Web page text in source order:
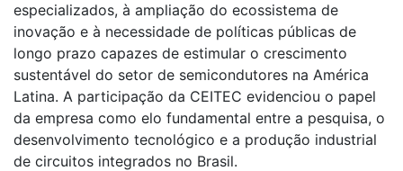
especializados, à ampliação do ecossistema de
inovação e à necessidade de políticas públicas de
longo prazo capazes de estimular o crescimento
sustentável do setor de semicondutores na América
Latina. A participação da CEITEC evidenciou o papel
da empresa como elo fundamental entre a pesquisa, o
desenvolvimento tecnológico e a produção industrial
de circuitos integrados no Brasil.